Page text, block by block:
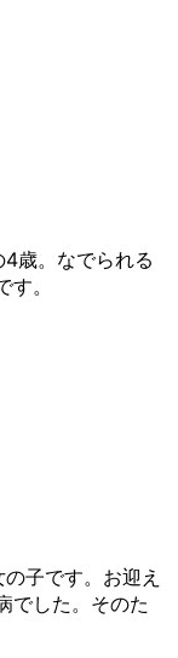
歳。なでられる
。
子です。お迎え
でした。そのた